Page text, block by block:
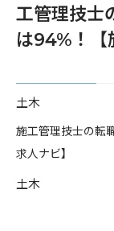
工管理技士
は94%！【
土木
施工管理技士の転
求人ナビ】
土木